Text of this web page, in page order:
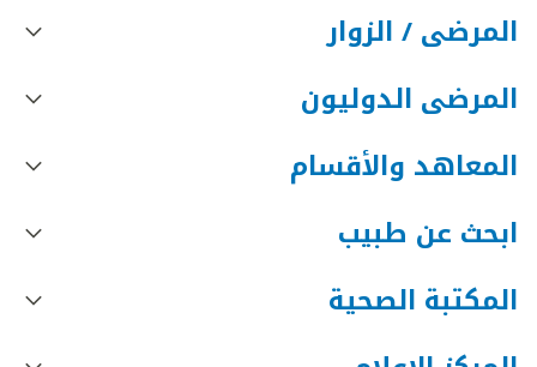
المرضى / الزوار
المرضى الدوليون
المعاهد والأقسام
ابحث عن طبيب
المكتبة الصحية